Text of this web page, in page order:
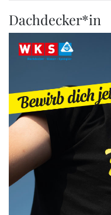
Dachdecker*in